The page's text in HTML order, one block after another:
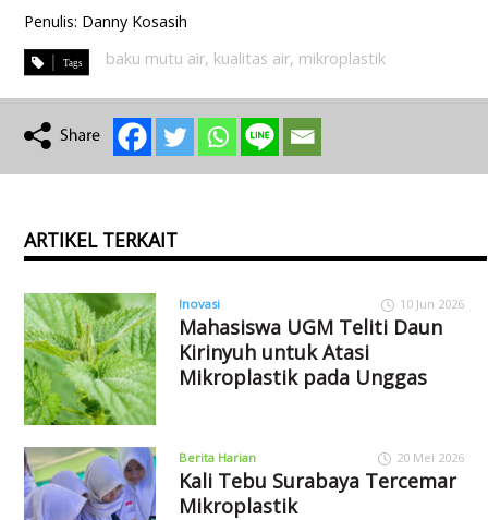
Penulis: Danny Kosasih
baku mutu air, kualitas air, mikroplastik
ARTIKEL TERKAIT
Inovasi 10 Jun 2026
Mahasiswa UGM Teliti Daun
Kirinyuh untuk Atasi
Mikroplastik pada Unggas
Berita Harian 20 Mei 2026
Kali Tebu Surabaya Tercemar
Mikroplastik